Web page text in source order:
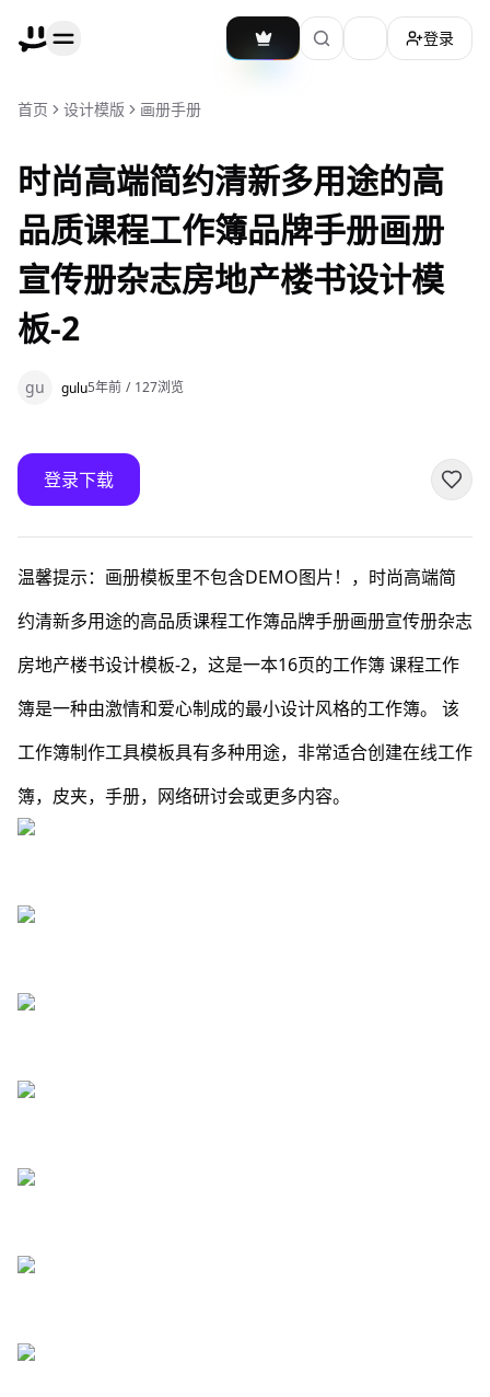
加载主题切换
登录
首页 设计模版 画册手册
时尚高端简约清新多用途的高
品质课程工作簿品牌手册画册
宣传册杂志房地产楼书设计模
板-2
gu gulu5年前 / 127浏览
登录下载
温馨提示：画册模板里不包含DEMO图片！，时尚高端简
约清新多用途的高品质课程工作簿品牌手册画册宣传册杂志
房地产楼书设计模板-2，这是一本16页的工作簿 课程工作
簿是一种由激情和爱心制成的最小设计风格的工作簿。 该
工作簿制作工具模板具有多种用途，非常适合创建在线工作
簿，皮夹，手册，网络研讨会或更多内容。